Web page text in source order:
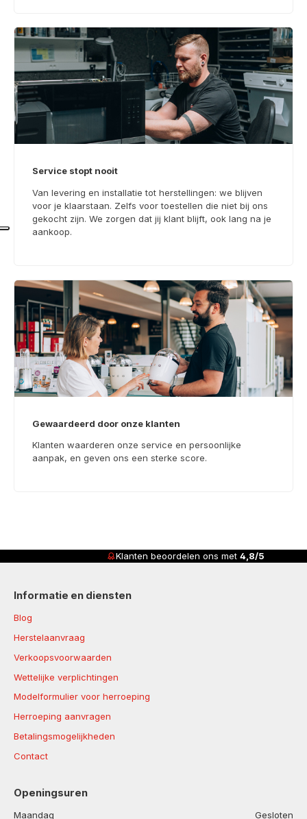
Service stopt nooit
Van levering en installatie tot herstellingen: we blijven
voor je klaarstaan. Zelfs voor toestellen die niet bij ons
gekocht zijn. We zorgen dat jij klant blijft, ook lang na je
aankoop.
Gewaardeerd door onze klanten
Klanten waarderen onze service en persoonlijke
aanpak, en geven ons een sterke score.
Klanten beoordelen ons met4,8/5
Informatie en diensten
Blog
Herstelaanvraag
Verkoopsvoorwaarden
Wettelijke verplichtingen
Modelformulier voor herroeping
Herroeping aanvragen
Betalingsmogelijkheden
Contact
Openingsuren
Maandag
Gesloten